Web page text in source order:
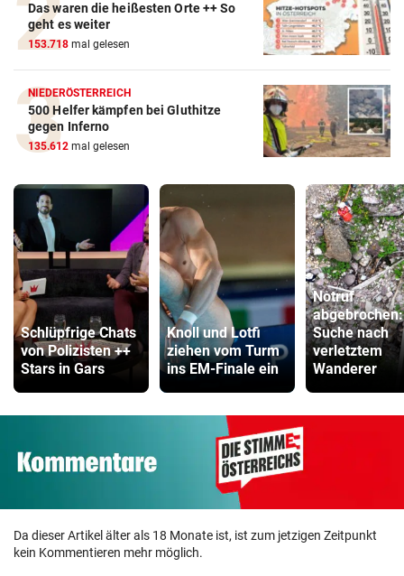
Das waren die heißesten Orte ++ So
geht es weiter
153.718 mal gelesen
NIEDERÖSTERREICH
500 Helfer kämpfen bei Gluthitze
gegen Inferno
135.612 mal gelesen
Schlüpfrige Chats
von Polizisten ++
Stars in Gars
Knoll und Lotfi
ziehen vom Turm
ins EM-Finale ein
Notruf
abgebrochen:
Suche nach
verletztem
Wanderer
Da dieser Artikel älter als 18 Monate ist, ist zum jetzigen Zeitpunkt
kein Kommentieren mehr möglich.